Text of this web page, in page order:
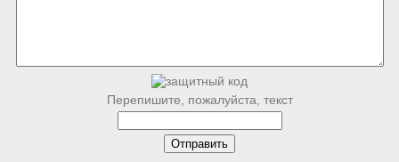
Перепишите, пожалуйста, текст